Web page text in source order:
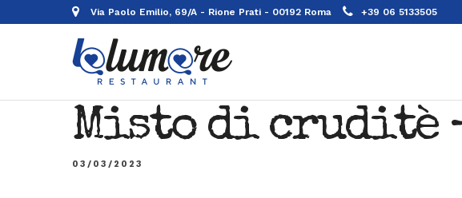
Via Paolo Emilio, 69/A - Rione Prati - 00192 Roma +39 06 5133505
Misto di cruditè
03/03/2023